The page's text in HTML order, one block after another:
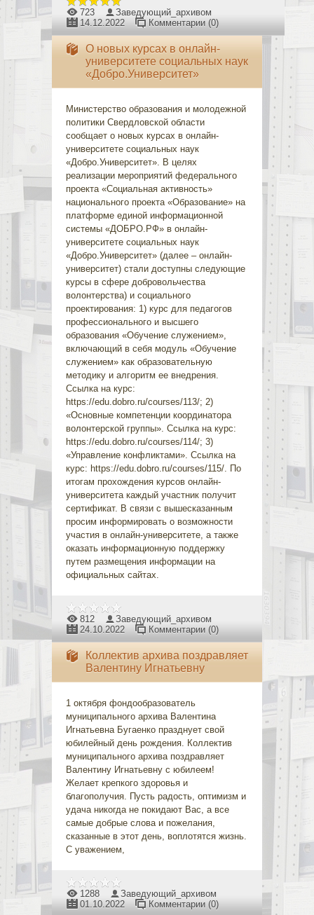
723
Заведующий_архивом
14.12.2022
Комментарии (0)
О новых курсах в онлайн-
университете социальных наук
«Добро.Университет»
Министерство образования и молодежной
политики Свердловской области
сообщает о новых курсах в онлайн-
университете социальных наук
«Добро.Университет». В целях
реализации мероприятий федерального
проекта «Социальная активность»
национального проекта «Образование» на
платформе единой информационной
системы «ДОБРО.РФ» в онлайн-
университете социальных наук
«Добро.Университет» (далее – онлайн-
университет) стали доступны следующие
курсы в сфере добровольчества
волонтерства) и социального
проектирования: 1) курс для педагогов
профессионального и высшего
образования «Обучение служением»,
включающий в себя модуль «Обучение
служением» как образовательную
методику и алгоритм ее внедрения.
Ссылка на курс:
https://edu.dobro.ru/courses/113/; 2)
«Основные компетенции координатора
волонтерской группы». Ссылка на курс:
https://edu.dobro.ru/courses/114/; 3)
«Управление конфликтами». Ссылка на
курс: https://edu.dobro.ru/courses/115/. По
итогам прохождения курсов онлайн-
университета каждый участник получит
сертификат. В связи с вышесказанным
просим информировать о возможности
участия в онлайн-университете, а также
оказать информационную поддержку
путем размещения информации на
официальных сайтах.
812
Заведующий_архивом
24.10.2022
Комментарии (0)
Коллектив архива поздравляет
Валентину Игнатьевну
1 октября фондообразователь
муниципального архива Валентина
Игнатьевна Бугаенко празднует свой
юбилейный день рождения. Коллектив
муниципального архива поздравляет
Валентину Игнатьевну с юбилеем!
Желает крепкого здоровья и
благополучия. Пусть радость, оптимизм и
удача никогда не покидают Вас, а все
самые добрые слова и пожелания,
сказанные в этот день, воплотятся жизнь.
С уважением,
1288
Заведующий_архивом
01.10.2022
Комментарии (0)